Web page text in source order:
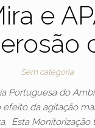
e
Sem categoria
Portuguesa do
da agitação
Esta